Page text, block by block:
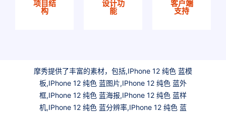
项目结
构
设计功
能
客户端
支持
摩秀提供了丰富的素材，包括,IPhone 12 纯色 蓝模
板,IPhone 12 纯色 蓝图片,IPhone 12 纯色 蓝外
框,IPhone 12 纯色 蓝海报,IPhone 12 纯色 蓝样
机,IPhone 12 纯色 蓝分辨率,IPhone 12 纯色 蓝